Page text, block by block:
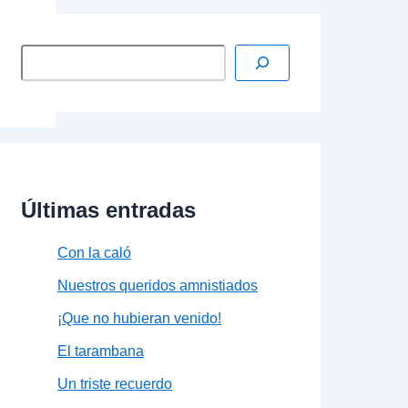
Últimas entradas
Con la caló
Nuestros queridos amnistiados
¡Que no hubieran venido!
El tarambana
Un triste recuerdo